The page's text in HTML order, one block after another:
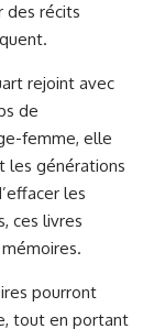
récits
rejoint avec
de
femme, elle
les générations
les
ces livres
pourront
tout en portant